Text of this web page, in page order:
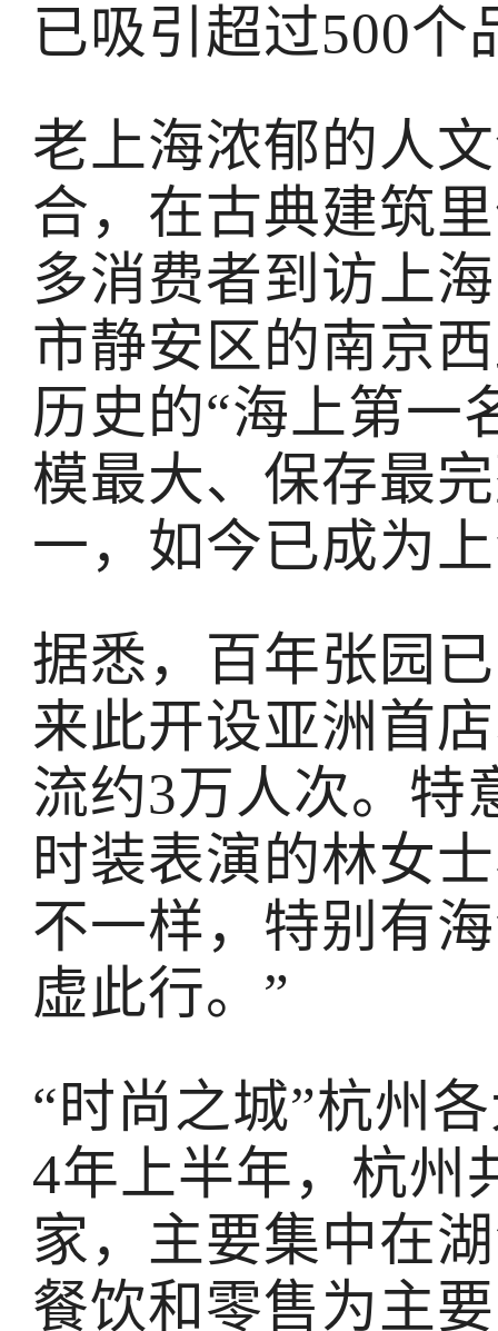
已吸引超过500个
老上海浓郁的人
合，在古典建筑
多消费者到访上
市静安区的南京
历史的“海上第一
模最大、保存最
一，如今已成为
据悉，百年张园
来此开设亚洲首
流约3万人次。特
时装表演的林女
不一样，特别有
虚此行。”
“时尚之城”杭州
4年上半年，杭州
家，主要集中在
餐饮和零售为主